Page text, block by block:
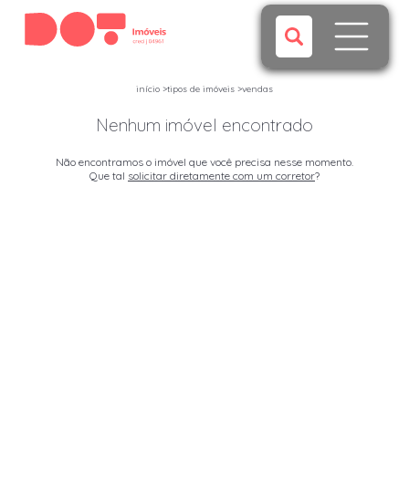
início >tipos de imóveis >vendas
Nenhum imóvel encontrado
Não encontramos o imóvel que você precisa nesse momento.
Que tal solicitar diretamente com um corretor?